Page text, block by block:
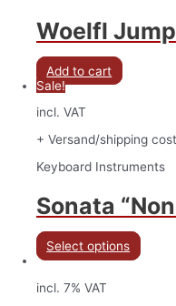
Woelfl Jump
Add to cart
Sale!
incl. VAT
+ Versand/shipping
Keyboard Instruments
Sonata
Select options
incl. 7% VAT